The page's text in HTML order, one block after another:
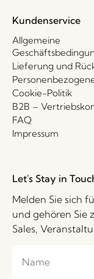
Kundenservice
Allgemeine
Lieferung und
Cookie-Politik
B2B –
FAQ
Impressum
Let's Stay in
Melden Sie sich
und gehören Sie
Sales,